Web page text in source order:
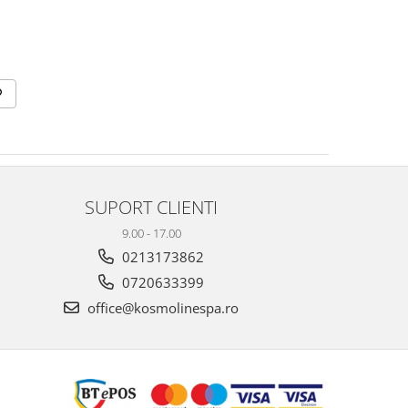
SUPORT CLIENTI
9.00 - 17.00
0213173862
0720633399
office@kosmolinespa.ro